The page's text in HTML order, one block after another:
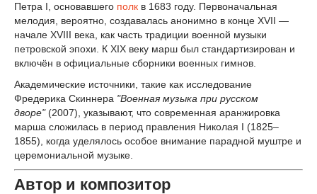
Петра I, основавшего полк в 1683 году. Первоначальная
мелодия, вероятно, создавалась анонимно в конце XVII —
начале XVIII века, как часть традиции военной музыки
петровской эпохи. К XIX веку марш был стандартизирован и
включён в официальные сборники военных гимнов.
Академические источники, такие как исследование
Фредерика Скиннера "Военная музыка при русском
дворе" (2007), указывают, что современная аранжировка
марша сложилась в период правления Николая I (1825–
1855), когда уделялось особое внимание парадной муштре и
церемониальной музыке.
Автор и композитор